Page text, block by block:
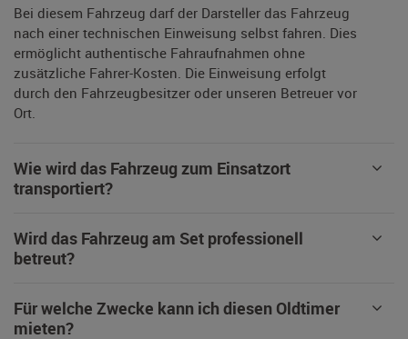
Bei diesem Fahrzeug darf der Darsteller das Fahrzeug
nach einer technischen Einweisung selbst fahren. Dies
ermöglicht authentische Fahraufnahmen ohne
zusätzliche Fahrer-Kosten. Die Einweisung erfolgt
durch den Fahrzeugbesitzer oder unseren Betreuer vor
Ort.
Wie wird das Fahrzeug zum Einsatzort
transportiert?
Wird das Fahrzeug am Set professionell
betreut?
Für welche Zwecke kann ich diesen Oldtimer
mieten?